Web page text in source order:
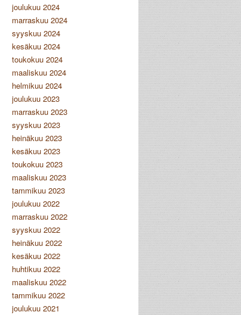
joulukuu 2024
marraskuu 2024
syyskuu 2024
kesäkuu 2024
toukokuu 2024
maaliskuu 2024
helmikuu 2024
joulukuu 2023
marraskuu 2023
syyskuu 2023
heinäkuu 2023
kesäkuu 2023
toukokuu 2023
maaliskuu 2023
tammikuu 2023
joulukuu 2022
marraskuu 2022
syyskuu 2022
heinäkuu 2022
kesäkuu 2022
huhtikuu 2022
maaliskuu 2022
tammikuu 2022
joulukuu 2021